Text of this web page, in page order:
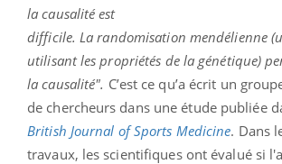
la causalité est
difficile. La randomisation mendélienne
utilisant les propriétés de la génétique)
la causalité". C’est ce qu’a écrit un
de chercheurs dans une étude publiée
British Journal of Sports Medicine. Dans
travaux, les scientifiques ont évalué si